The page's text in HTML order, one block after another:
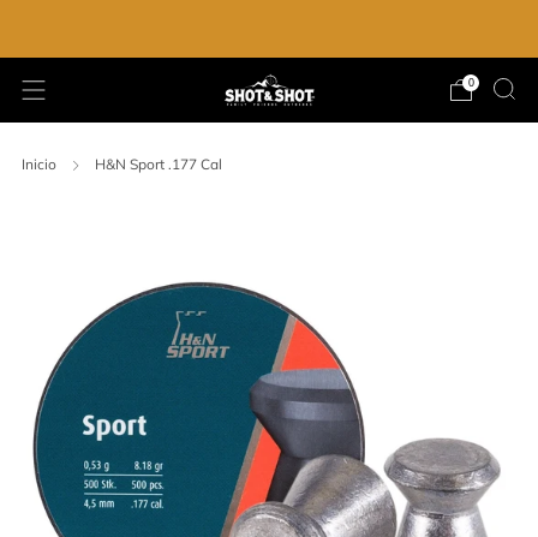
0
Inicio H&N Sport .177 Cal